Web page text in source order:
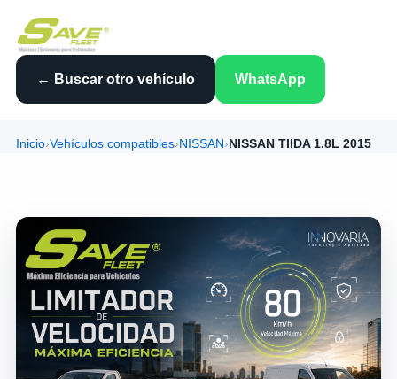
← Buscar otro vehículo WhatsApp
Inicio›Vehículos compatibles› NISSAN › NISSAN TIIDA 1.8L 2015